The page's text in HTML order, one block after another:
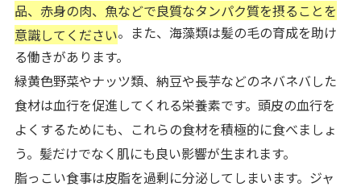
品、赤身の肉、魚などで良質なタンパク質を摂ることを
意識してください。また、海藻類は髪の毛の育成を助け
る働きがあります。
緑黄色野菜やナッツ類、納豆や長芋などのネバネバした
食材は血行を促進してくれる栄養素です。頭皮の血行を
よくするためにも、これらの食材を積極的に食べましょ
う。髪だけでなく肌にも良い影響が生まれます。
脂っこい食事は皮脂を過剰に分泌してしまいます。ジャ